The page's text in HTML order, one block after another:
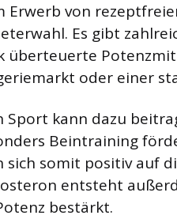
Erwerb von
Es gibt
überteuerte
oder einer
Sport kann dazu
Beintraining
sich somit positiv auf
entsteht
bestärkt.